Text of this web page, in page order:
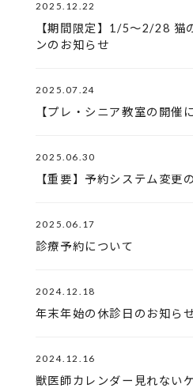
2025.12.22
【期間限定】1/5～2/28 猫
ンのお知らせ
2025.07.24
【プレ・シニア教室の開催
2025.06.30
【重要】予約システム変更
2025.06.17
診療予約について
2024.12.18
年末年始の休診日のお知ら
2024.12.16
獣医師カレンダー見れない